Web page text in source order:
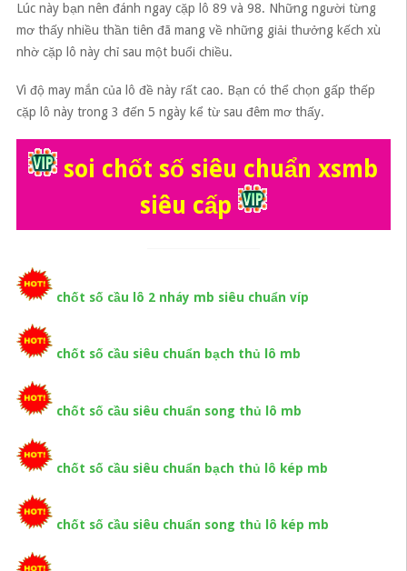
Lúc này bạn nên đánh ngay cặp lô 89 và 98. Những người từng
mơ thấy nhiều thần tiên đã mang về những giải thưởng kếch xù
nhờ cặp lô này chỉ sau một buổi chiều.
Vì độ may mắn của lô đề này rất cao. Bạn có thể chọn gấp thếp
cặp lô này trong 3 đến 5 ngày kể từ sau đêm mơ thấy.
soi chốt số siêu chuẩn xsmb
siêu cấp
chốt số cầu lô 2 nháy mb siêu chuẩn víp
chốt số cầu siêu chuẩn bạch thủ lô mb
chốt số cầu siêu chuẩn song thủ lô mb
chốt số cầu siêu chuẩn bạch thủ lô kép mb
chốt số cầu siêu chuẩn song thủ lô kép mb